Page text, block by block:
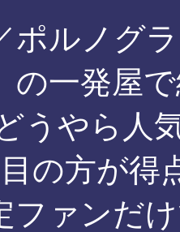
ポルノグ
の一発屋
うやら人
の方が得
ファンだ